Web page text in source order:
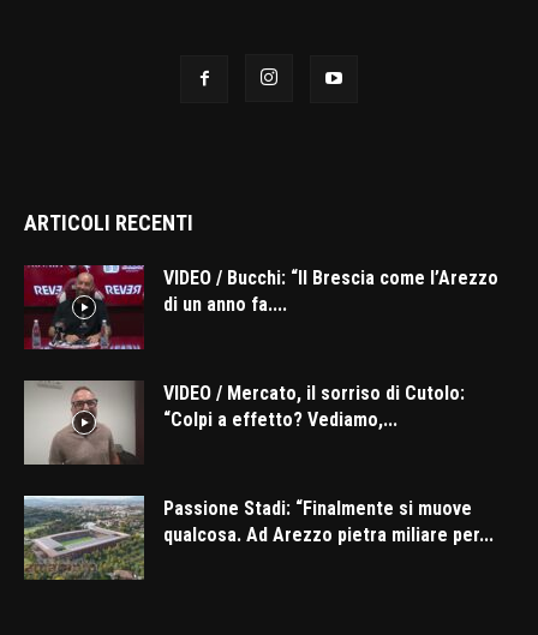
ARTICOLI RECENTI
VIDEO / Bucchi: “Il Brescia come l’Arezzo
di un anno fa....
VIDEO / Mercato, il sorriso di Cutolo:
“Colpi a effetto? Vediamo,...
Passione Stadi: “Finalmente si muove
qualcosa. Ad Arezzo pietra miliare per...